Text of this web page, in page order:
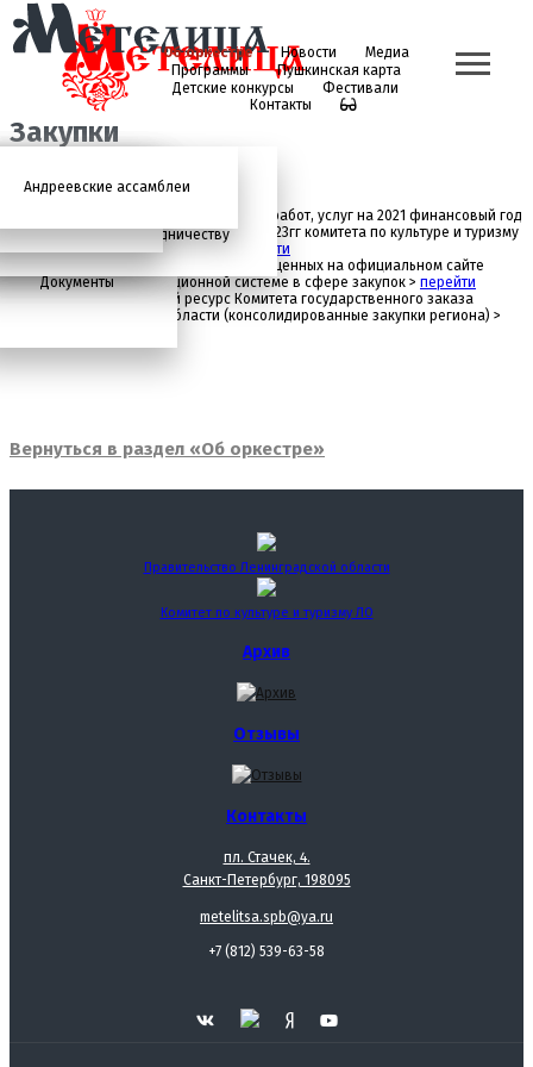
Об оркестре
История
Документы
Новости
Анонсы
Медиа
Фото
Программы
Школьный абонемент
Приглашаем к сотрудничеству
Пушкинская карта
Детские конкурсы
2026 год
Фестивали
Андреевские ассамблеи
Контакты
Закупки
План-график закупок товаров, работ, услуг на 2021 финансовый год
и на плановый период 2022 – 2023гг комитета по культуре и туризму
Ленинградской области >
перейти
Информация о закупках, размещенных на официальном сайте
Единой информационной системе в сфере закупок > перейти
Информационный ресурс Комитета государственного заказа
Ленинградской области (консолидированные закупки региона) >
Вернуться в раздел «Об оркестре»
Правительство Ленинградской области
Комитет по культуре и туризму ЛО
Архив
Отзывы
Контакты
пл. Стачек, 4.
Санкт-Петербург, 198095
metelitsa.spb@ya.ru
+7 (812) 539-63-58